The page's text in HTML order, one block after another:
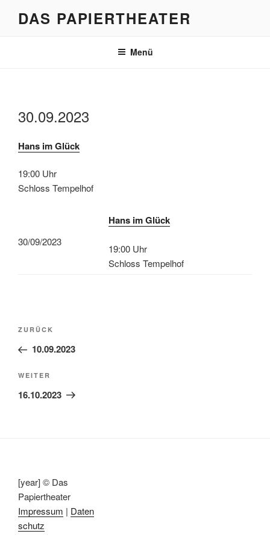
DAS PAPIERTHEATER
Menü
30.09.2023
Hans im Glück
19:00 Uhr
Schloss Tempelhof
30/09/2023
Hans im Glück
19:00 Uhr
Schloss Tempelhof
Beitragsnavigation
Vorheriger
Beitrag
ZURÜCK
10.09.2023
Nächster
Beitrag
WEITER
16.10.2023
[year] © Das
Papiertheater
Impressum | Daten
schutz